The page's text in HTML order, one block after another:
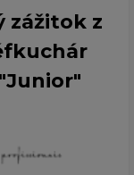
zážitok z